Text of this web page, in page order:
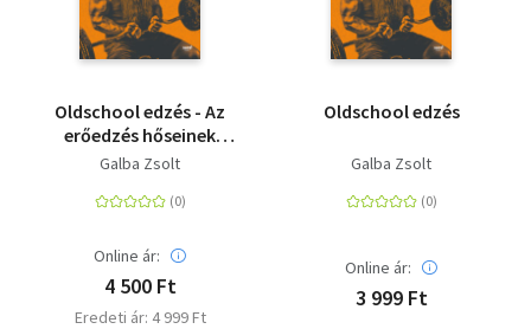
Oldschool edzés - Az
erőedzés hőseinek
nyomában
Galba Zsolt
Online ár:
4 500 Ft
Eredeti ár: 4 999 Ft
Oldschool edzés
Galba Zsolt
Online ár:
3 999 Ft